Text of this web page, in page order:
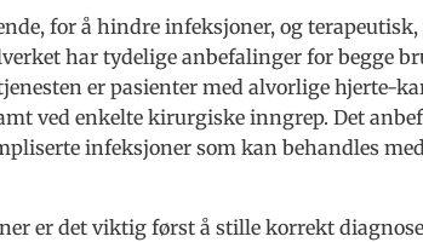
for å hindre infeksjoner, og
har tydelige anbefalinger for begge
er pasienter med alvorlige hjerte-
ved enkelte kirurgiske inngrep. Det
infeksjoner som kan behandles
er det viktig først å stille korrekt